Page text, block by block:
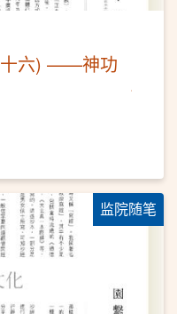
十六) ——神功
监院随笔